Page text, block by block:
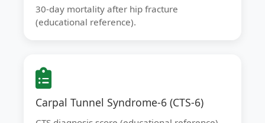
30-day mortality after hip fracture
(educational reference).
Carpal Tunnel Syndrome-6 (CTS-6)